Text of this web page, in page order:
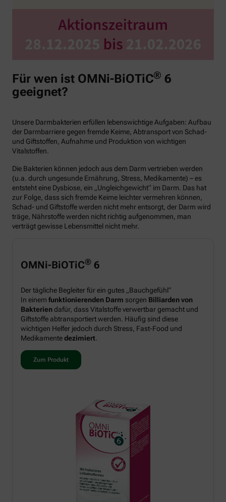
Für wen ist OMNi-BiOTiC® 6
geeignet?
Unsere Darmbakterien erfüllen lebenswichtige Aufgaben: Aufbau
der Darmbarriere gegen fremde Keime, Abtransport von Schad-
und Giftstoffen, Aufnahme und Produktion von wichtigen
Vitalstoffen.
Die Bakterien können jedoch aus dem Darm vertrieben werden
(u.a. durch ungesunde Ernährung, Stress, Medikamente) – es
entsteht eine Dysbiose, ein „Ungleichgewicht“ im Darm. Das hat
zur Folge, dass sich fremde Keime leichter vermehren können,
Schad- und Giftstoffe werden nicht mehr entsorgt, der Darm wird
träge, Nährstoffe werden nicht richtig aufgenommen, man
verträgt gewisse Lebensmittel nicht mehr.
OMNi-BiOTiC® 6
Der tägliche Begleiter für ein gutes „Bauchgefühl“
In einem funktionierenden Darm sorgen Billiarden von
Bakteriendafür, dass Vitalstoffe verwertbar gemacht und
Giftstoffe abtransportiert werden. Häufig sind diese
wichtigen Helfer jedoch durch Stress, Fast-Food und
Medikamentedezimiert.
Zum Produkt